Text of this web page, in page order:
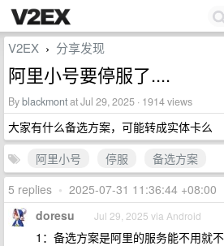
V2EX › 分享发现
阿里小号要停服了....
Byblackmontat Jul 29, 2025 · 1914 views
大家有什么备选方案，可能转成实体卡么
阿里小号
停服
备选方案
5 replies • 2025-07-31 11:36:44 +08:00
doresu Jul 29, 2025 via Android
1：备选方案是阿里的服务能不用就